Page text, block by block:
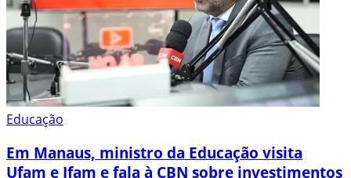
Educação
Em Manaus, ministro da Educação visita
Ufam e Ifam e fala à CBN sobre investimentos